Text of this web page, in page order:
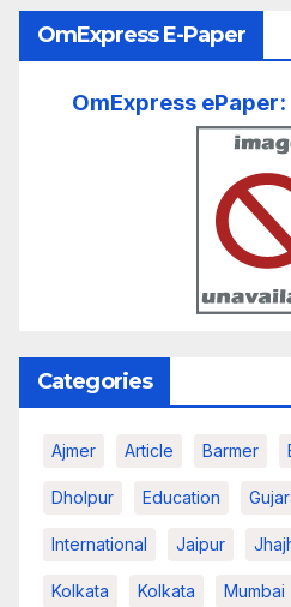
OmExpress E-Paper
OmExpress
Categories
Ajmer Article Barmer
Dholpur Education
International Jaipur
Kolkata Kolkata Mumbai